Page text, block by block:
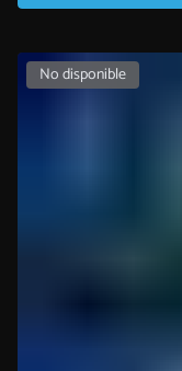
No disponible